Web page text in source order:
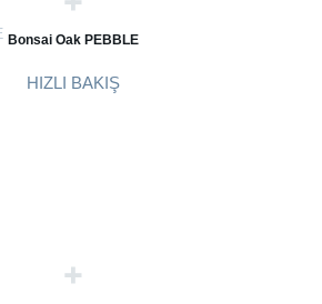
Bonsai Oak PEBBLE
HIZLI BAKIŞ